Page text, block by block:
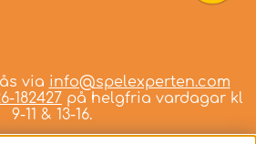
via info@spelexperten.com
182427 på helgfria vardagar kl
9-11 & 13-16.